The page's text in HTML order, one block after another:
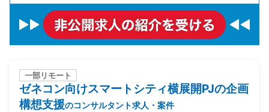
一部リモート
ゼネコン向けスマートシティ横展開PJの企画
構想支援のコンサルタント求人・案件